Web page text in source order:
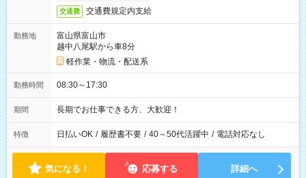
交通費 交通費規定内支給
勤務地
富山県富山市
越中八尾駅から車8分
軽作業・物流・配送系
勤務時間 08:30～17:30
期間 長期でお仕事できる方、大歓迎！
特徴 日払いOK / 履歴書不要 / 40～50代活躍中 / 電話対応なし
気になる！ 応募する 詳細へ